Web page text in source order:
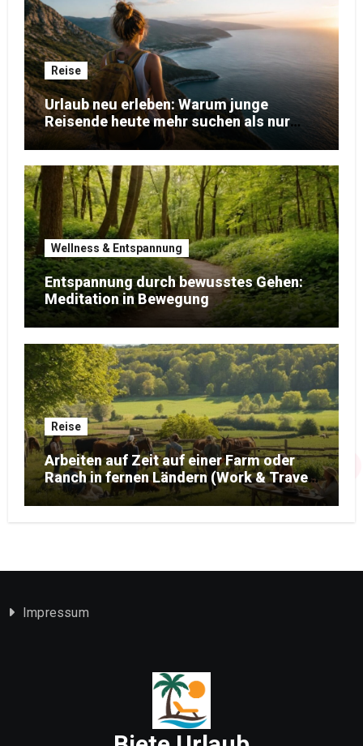
Reise
Urlaub neu erleben: Warum junge
Reisende heute mehr suchen als nur
Erholung
Wellness & Entspannung
Entspannung durch bewusstes Gehen:
Meditation in Bewegung
Reise
Arbeiten auf Zeit auf einer Farm oder
Ranch in fernen Ländern (Work & Travel-
Edition)
Impressum